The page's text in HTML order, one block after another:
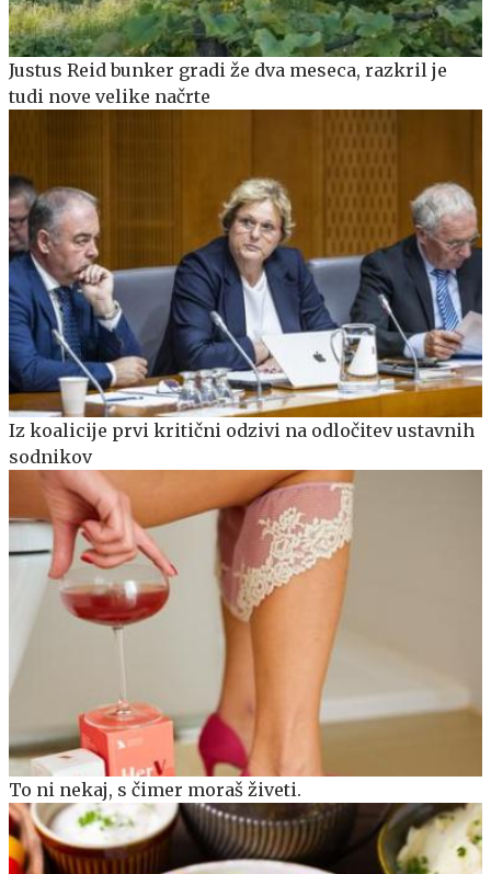
Justus Reid bunker gradi že dva meseca, razkril je
tudi nove velike načrte
Iz koalicije prvi kritični odzivi na odločitev ustavnih
sodnikov
To ni nekaj, s čimer moraš živeti.